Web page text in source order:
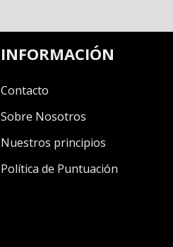
INFORMACIÓN
Contacto
Sobre Nosotros
Nuestros principios
Política de Puntuación